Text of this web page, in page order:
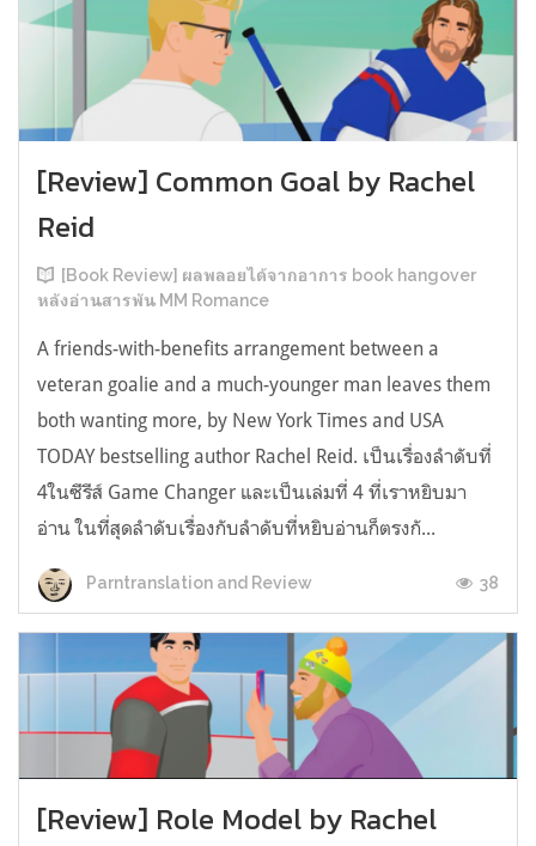
[Review] Common Goal by Rachel
Reid
[Book Review] ผลพลอยได้จากอาการ book hangover
หลังอ่านสารพัน MM Romance
A friends-with-benefits arrangement between a
veteran goalie and a much-younger man leaves them
both wanting more, by New York Times and USA
TODAY bestselling author Rachel Reid. เป็นเรื่องลำดับที่
4ในซีรีส์ Game Changer และเป็นเล่มที่ 4 ที่เราหยิบมา
อ่าน ในที่สุดลำดับเรื่องกับลำดับที่หยิบอ่านก็ตรงกั...
Parntranslation and Review 38
[Review] Role Model by Rachel